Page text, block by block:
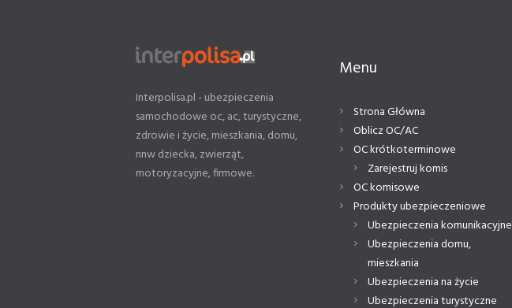
Interpolisa.pl - ubezpieczenia
samochodowe oc, ac, turystyczne,
zdrowie i życie, mieszkania, domu,
nnw dziecka, zwierząt,
motoryzacyjne, firmowe.
Menu
Strona Główna
Oblicz OC/AC
OC krótkoterminowe
Zarejestruj komis
OC komisowe
Produkty ubezpieczeniowe
Ubezpieczenia komunikacyjne
Ubezpieczenia domu,
mieszkania
Ubezpieczenia na życie
Ubezpieczenia turystyczne